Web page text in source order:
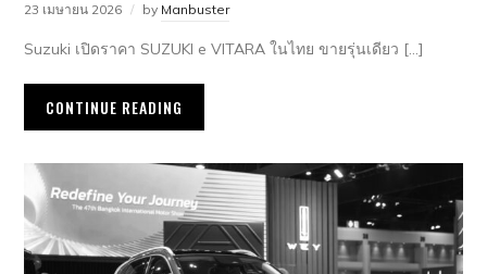
23 เมษายน 2026 by Manbuster
Suzuki เปิดราคา SUZUKI e VITARA ในไทย ขายรุ่นเดียว […]
CONTINUE READING